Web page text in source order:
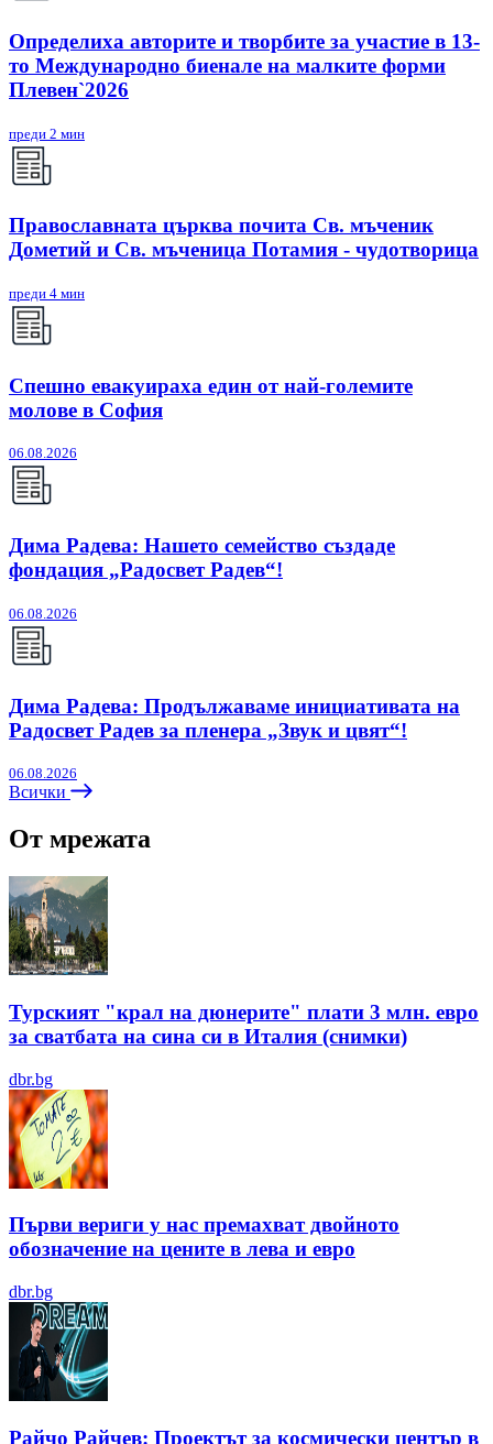
Определиха авторите и творбите за участие в 13-
то Международно биенале на малките форми
Плевен`2026
преди 2 мин
Православната църква почита Св. мъченик
Дометий и Св. мъченица Потамия - чудотворица
преди 4 мин
Спешно евакуираха един от най-големите
молове в София
06.08.2026
Дима Радева: Нашето семейство създаде
фондация „Радосвет Радев“!
06.08.2026
Дима Радева: Продължаваме инициативата на
Радосвет Радев за пленера „Звук и цвят“!
06.08.2026
Всички
От мрежата
Турският "крал на дюнерите" плати 3 млн. евро
за сватбата на сина си в Италия (снимки)
dbr.bg
Първи вериги у нас премахват двойното
обозначение на цените в лева и евро
dbr.bg
Райчо Райчев: Проектът за космически център в